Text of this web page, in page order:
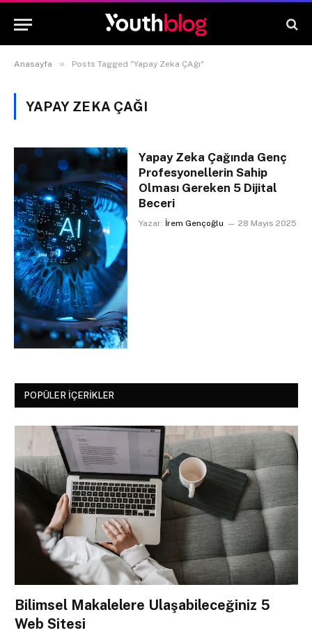
Anasayfa » Posts Tagged "Yapay Zeka ÇAğı"
YAPAY ZEKA ÇAĞI
Yapay Zeka Çağında Genç
Profesyonellerin Sahip
Olması Gereken 5 Dijital
Beceri
Yazar: İrem Gençoğlu 28 Mayıs 2025
POPÜLER İÇERIKLER
Bilimsel Makalelere Ulaşabileceğiniz 5
Web Sitesi